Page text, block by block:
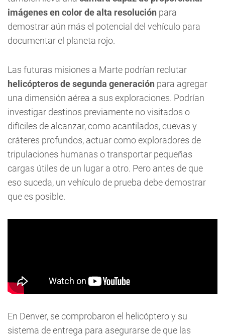
imágenes en color de alta resolución para
demostrar aún más el potencial del vehículo para
documentar el planeta rojo.
Las futuras misiones a Marte podrían reclutar
helicópteros de segunda generación para agregar
una dimensión aérea a sus exploraciones. Podrían
investigar destinos previamente no visitados o
difíciles de alcanzar, como acantilados, cuevas y
cráteres profundos, actuar como exploradores de
tripulaciones humanas o transportar pequeñas
cargas útiles de un lugar a otro. Pero antes de que
eso suceda, un vehículo de prueba debe demostrar
que es posible.
En Denver, se comprobaron el helicóptero y su
sistema de entrega para asegurarse de que las